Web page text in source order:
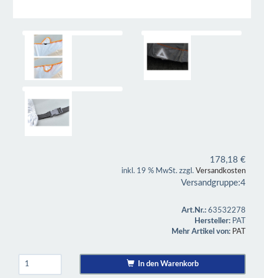
178,18 €
inkl. 19 % MwSt. zzgl. Versandkosten
Versandgruppe:4
Art.Nr.: 63532278
Hersteller: PAT
Mehr Artikel von: PAT
In den Warenkorb